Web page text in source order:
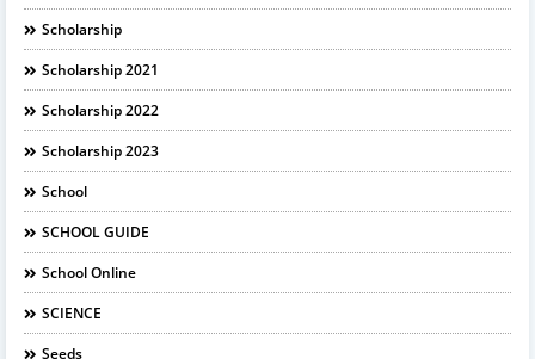
Scholarship
Scholarship 2021
Scholarship 2022
Scholarship 2023
School
SCHOOL GUIDE
School Online
SCIENCE
Seeds